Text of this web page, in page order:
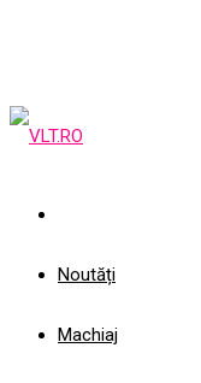
Noutăți
Machiaj